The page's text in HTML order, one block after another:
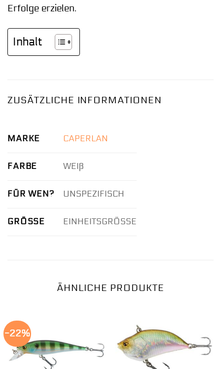
Erfolge erzielen.
Inhalt
ZUSÄTZLICHE INFORMATIONEN
MARKE CAPERLAN
FARBE WEIß
FÜR WEN? UNSPEZIFISCH
GRÖSSE EINHEITSGRÖSSE
ÄHNLICHE PRODUKTE
-22%